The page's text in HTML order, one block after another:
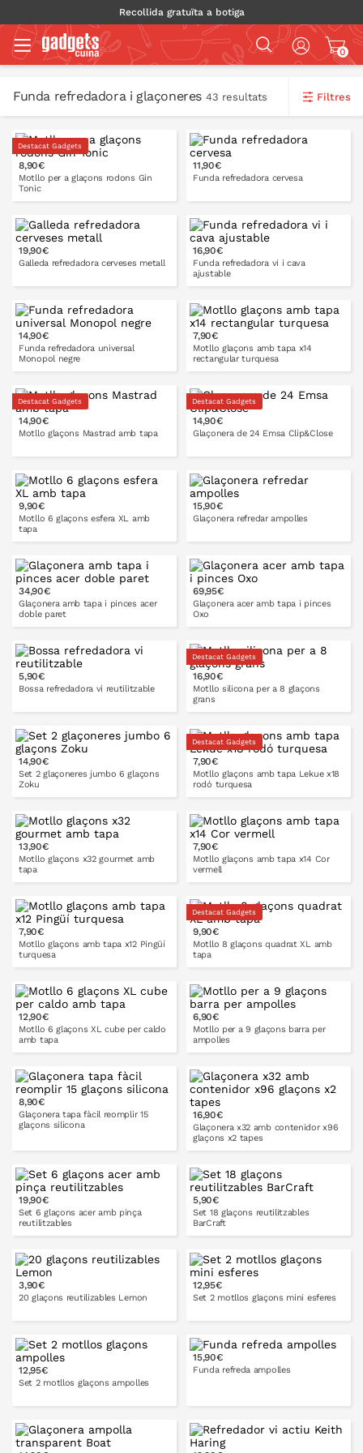
Recollida gratuïta a botiga
0
Funda refredadora i glaçoneres 43 resultats Filtres
Destacat Gadgets
8,90€
Motllo per a glaçons rodons Gin
Tonic
A LA CISTELLA
11,90€
Funda refredadora cervesa
A LA CISTELLA
19,90€
Galleda refredadora cerveses metall
A LA CISTELLA
16,90€
Funda refredadora vi i cava
ajustable
14,90€
Funda refredadora universal
Monopol negre
A LA CISTELLA
7,90€
Motllo glaçons amb tapa x14
rectangular turquesa
A LA CISTELLA
Destacat Gadgets
14,90€
Motllo glaçons Mastrad amb tapa
A LA CISTELLA
Destacat Gadgets
14,90€
Glaçonera de 24 Emsa Clip&Close
A LA CISTELLA
9,90€
Motllo 6 glaçons esfera XL amb
tapa
A LA CISTELLA
15,90€
Glaçonera refredar ampolles
1 bot 2 bot
6 bot
34,90€
Glaçonera amb tapa i pinces acer
doble paret
A LA CISTELLA
69,95€
Glaçonera acer amb tapa i pinces
Oxo
A LA CISTELLA
5,90€
Bossa refredadora vi reutilitzable
A LA CISTELLA
Destacat Gadgets
16,90€
Motllo silicona per a 8 glaçons
grans
A LA CISTELLA
14,90€
Set 2 glaçoneres jumbo 6 glaçons
Zoku
A LA CISTELLA
Destacat Gadgets
7,90€
Motllo glaçons amb tapa Lekue x18
rodó turquesa
A LA CISTELLA
13,90€
Motllo glaçons x32 gourmet amb
tapa
7,90€
Motllo glaçons amb tapa x14 Cor
vermell
A LA CISTELLA
7,90€
Motllo glaçons amb tapa x12 Pingüí
turquesa
A LA CISTELLA
Destacat Gadgets
9,90€
Motllo 8 glaçons quadrat XL amb
tapa
A LA CISTELLA
12,90€
Motllo 6 glaçons XL cube per caldo
amb tapa
A LA CISTELLA
6,90€
Motllo per a 9 glaçons barra per
ampolles
8,90€
Glaçonera tapa fàcil reomplir 15
glaçons silicona
A LA CISTELLA
16,90€
Glaçonera x32 amb contenidor x96
glaçons x2 tapes
A LA CISTELLA
19,90€
Set 6 glaçons acer amb pinça
reutilitzables
A LA CISTELLA
5,90€
Set 18 glaçons reutilitzables
BarCraft
A LA CISTELLA
3,90€
20 glaçons reutilizables Lemon
A LA CISTELLA
12,95€
Set 2 motllos glaçons mini esferes
A LA CISTELLA
12,95€
Set 2 motllos glaçons ampolles
15,90€
Funda refreda ampolles